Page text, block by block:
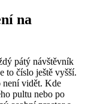
na
pátý návštěvník
to číslo ještě vyšší.
není vidět. Kde
pultu nebo po